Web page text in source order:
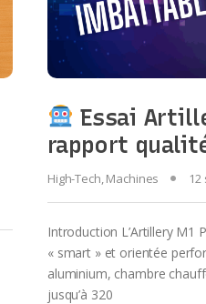
Essai
rapport
High-Tech,Machines
Introduction L’Artillery M1
« smart » et orientée
aluminium, chambre
jusqu’à 320